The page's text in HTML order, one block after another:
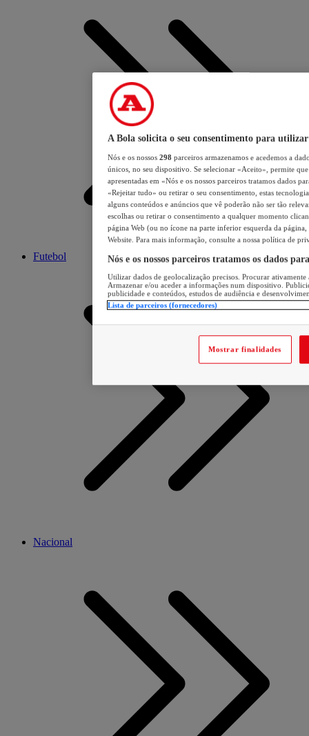
Futebol
Nacional
A Bola solicita o seu consentimento para utilizar
Nós e os nossos 298 parceiros armazenamos e acedemos a
únicos, no seu dispositivo. Se selecionar «Aceito», permite
apresentadas em «Nós e os nossos parceiros tratamos dados
«Rejeitar tudo» ou retirar o seu consentimento, estas
alguns conteúdos e anúncios que vê poderão não ser tão
escolhas ou retirar o consentimento a qualquer momento
página Web (ou no ícone na parte inferior esquerda da página,
Website. Para mais informação, consulte a nossa política de
Nós e os nossos parceiros tratamos os dados
Utilizar dados de geolocalização precisos. Procurar
Armazenar e/ou aceder a informações num dispositivo.
publicidade e conteúdos, estudos de audiência e
Lista de parceiros (fornecedores)
Mostrar finalidades